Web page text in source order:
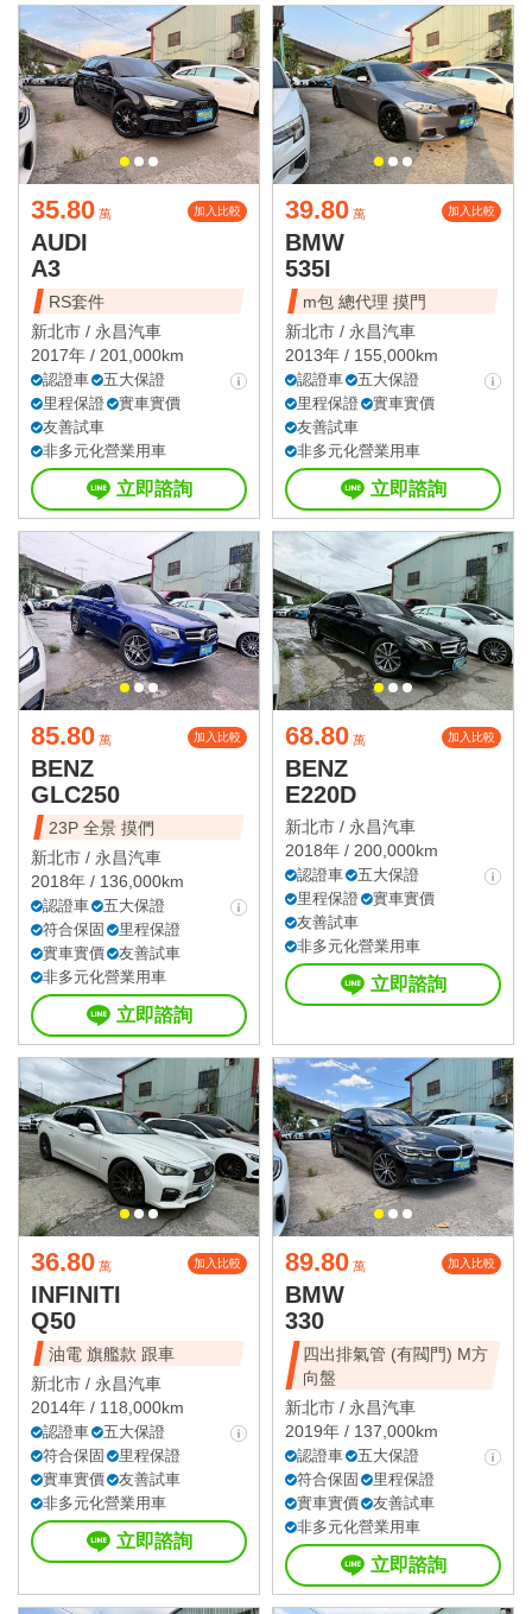
35.80 萬 加入比較
AUDI
A3
RS套件
新北市 / 永昌汽車
2017年 / 201,000km
認證車
五大保證
里程保證
實車實價
友善試車
非多元化營業用車
立即諮詢
39.80 萬 加入比較
BMW
535I
m包 總代理 摸門
新北市 / 永昌汽車
2013年 / 155,000km
認證車
五大保證
里程保證
實車實價
友善試車
非多元化營業用車
立即諮詢
85.80 萬 加入比較
BENZ
GLC250
23P 全景 摸們
新北市 / 永昌汽車
2018年 / 136,000km
認證車
五大保證
符合保固
里程保證
實車實價
友善試車
非多元化營業用車
立即諮詢
68.80 萬 加入比較
BENZ
E220D
新北市 / 永昌汽車
2018年 / 200,000km
認證車
五大保證
里程保證
實車實價
友善試車
非多元化營業用車
立即諮詢
36.80 萬 加入比較
INFINITI
Q50
油電 旗艦款 跟車
新北市 / 永昌汽車
2014年 / 118,000km
認證車
五大保證
符合保固
里程保證
實車實價
友善試車
非多元化營業用車
立即諮詢
89.80 萬 加入比較
BMW
330
四出排氣管 (有閥門) M方
向盤
新北市 / 永昌汽車
2019年 / 137,000km
認證車
五大保證
符合保固
里程保證
實車實價
友善試車
非多元化營業用車
立即諮詢